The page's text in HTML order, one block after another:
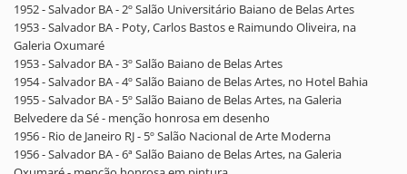
1952 - Salvador BA - 2º Salão Universitário Baiano de Belas Artes
1953 - Salvador BA - Poty, Carlos Bastos e Raimundo Oliveira, na
Galeria Oxumaré
1953 - Salvador BA - 3º Salão Baiano de Belas Artes
1954 - Salvador BA - 4º Salão Baiano de Belas Artes, no Hotel Bahia
1955 - Salvador BA - 5º Salão Baiano de Belas Artes, na Galeria
Belvedere da Sé - menção honrosa em desenho
1956 - Rio de Janeiro RJ - 5º Salão Nacional de Arte Moderna
1956 - Salvador BA - 6ª Salão Baiano de Belas Artes, na Galeria